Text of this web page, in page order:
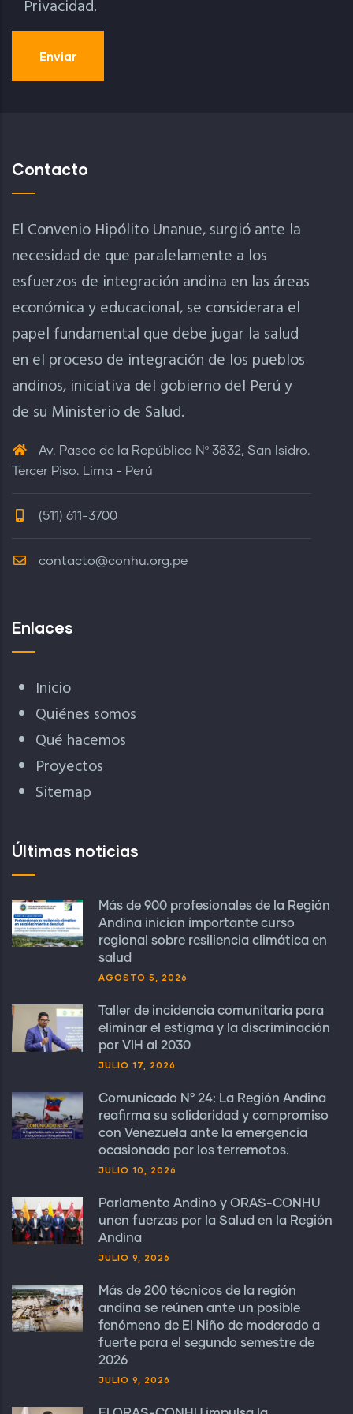
Privacidad.
Contacto
El Convenio Hipólito Unanue, surgió ante la
necesidad de que paralelamente a los
esfuerzos de integración andina en las áreas
económica y educacional, se considerara el
papel fundamental que debe jugar la salud
en el proceso de integración de los pueblos
andinos, iniciativa del gobierno del Perú y
de su Ministerio de Salud.
Av. Paseo de la República Nº 3832, San Isidro.
Tercer Piso. Lima - Perú
(511) 611-3700
contacto@conhu.org.pe
Enlaces
Inicio
Quiénes somos
Qué hacemos
Proyectos
Sitemap
Últimas noticias
Más de 900 profesionales de la Región
Andina inician importante curso
regional sobre resiliencia climática en
salud
AGOSTO 5, 2026
Taller de incidencia comunitaria para
eliminar el estigma y la discriminación
por VIH al 2030
JULIO 17, 2026
Comunicado N° 24: La Región Andina
reafirma su solidaridad y compromiso
con Venezuela ante la emergencia
ocasionada por los terremotos.
JULIO 10, 2026
Parlamento Andino y ORAS-CONHU
unen fuerzas por la Salud en la Región
Andina
JULIO 9, 2026
Más de 200 técnicos de la región
andina se reúnen ante un posible
fenómeno de El Niño de moderado a
fuerte para el segundo semestre de
2026
JULIO 9, 2026